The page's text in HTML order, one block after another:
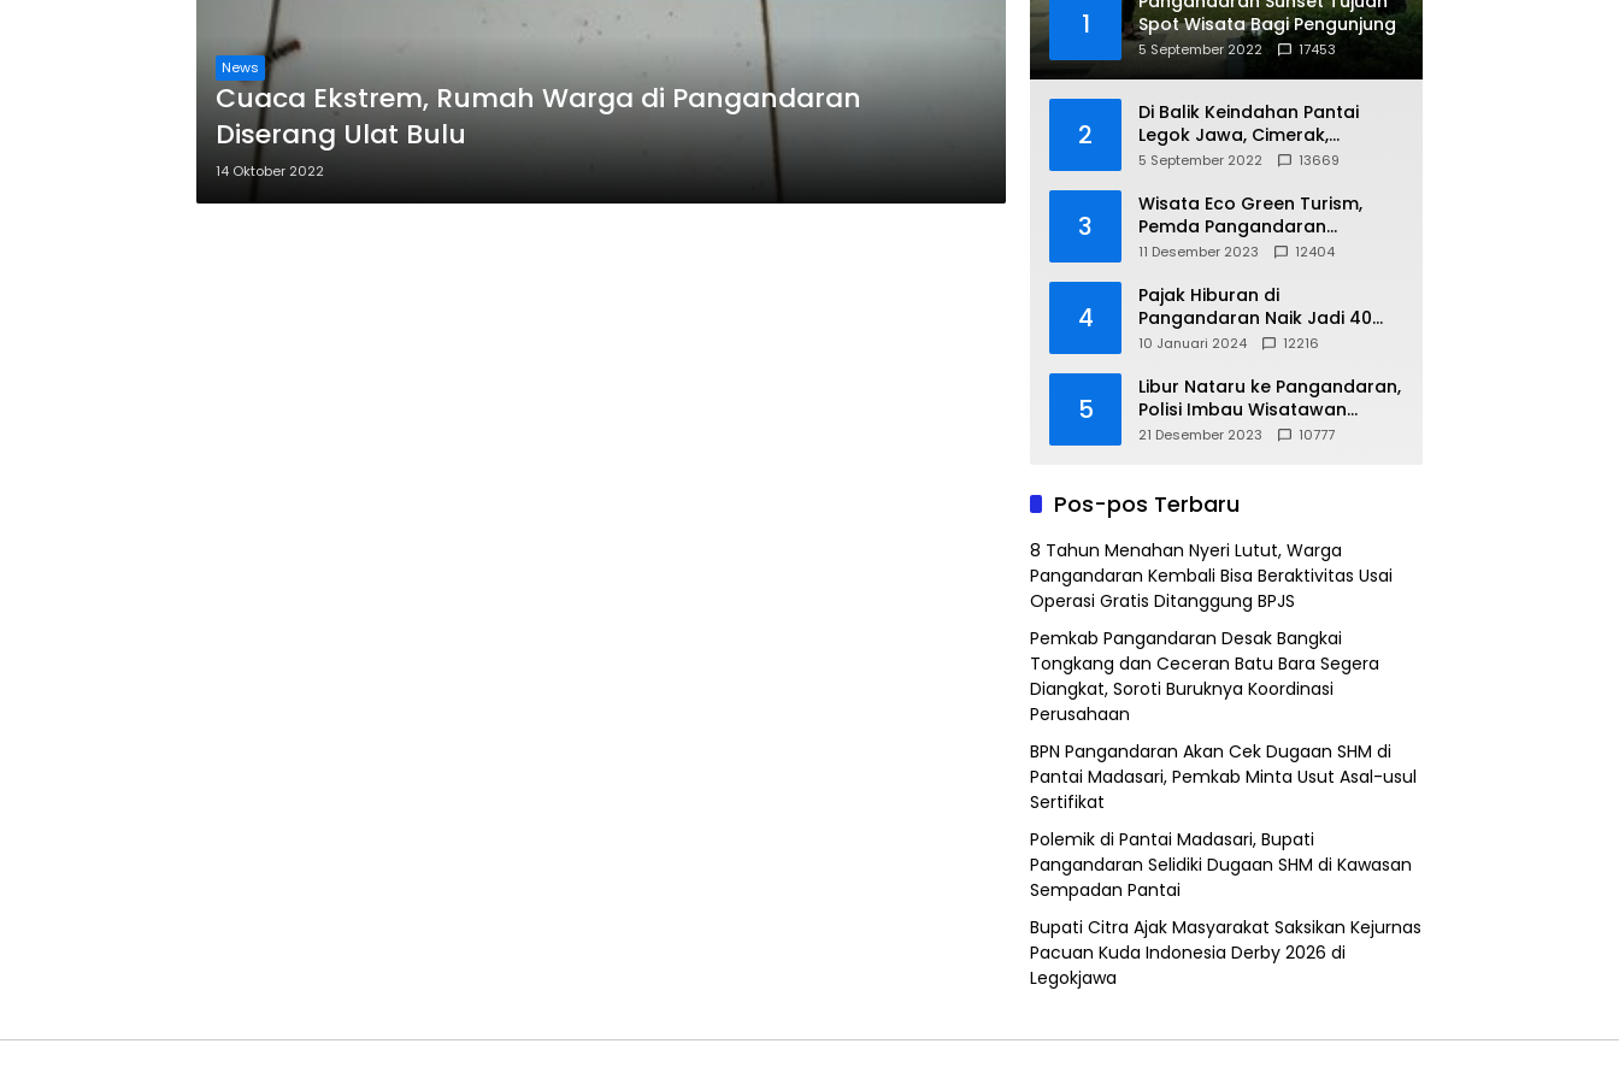
News
Cuaca Ekstrem, Rumah Warga di Pangandaran
Diserang Ulat Bulu
14 Oktober 2022
1
Spot Wisata Bagi Pengunjung
5 September 2022 17453
2
Di Balik Keindahan Pantai
Legok Jawa, Cimerak,
Pangandaran
5 September 2022 13669
3
Wisata Eco Green Turism,
Pemda Pangandaran
Gandeng PLN
11 Desember 2023 12404
4
Pajak Hiburan di
Pangandaran Naik Jadi 40
Persen
10 Januari 2024 12216
5
Libur Nataru ke Pangandaran,
Polisi Imbau Wisatawan
Gunakan Jalur Arteri
21 Desember 2023 10777
Pos-pos Terbaru
8 Tahun Menahan Nyeri Lutut, Warga
Pangandaran Kembali Bisa Beraktivitas Usai
Operasi Gratis Ditanggung BPJS
Pemkab Pangandaran Desak Bangkai
Tongkang dan Ceceran Batu Bara Segera
Diangkat, Soroti Buruknya Koordinasi
Perusahaan
BPN Pangandaran Akan Cek Dugaan SHM di
Pantai Madasari, Pemkab Minta Usut Asal-usul
Sertifikat
Polemik di Pantai Madasari, Bupati
Pangandaran Selidiki Dugaan SHM di Kawasan
Sempadan Pantai
Bupati Citra Ajak Masyarakat Saksikan Kejurnas
Pacuan Kuda Indonesia Derby 2026 di
Legokjawa